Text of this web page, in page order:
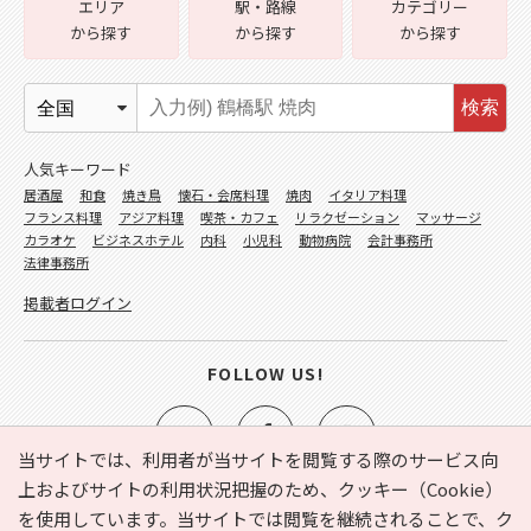
当サイトでは、利用者が当サイトを閲覧する際のサービス向
上およびサイトの利用状況把握のため、クッキー（Cookie）
を使用しています。当サイトでは閲覧を継続されることで、ク
e-NAVITA（イーナビタ）とは？ お気に入り ヘルプ
エリア
から探す
駅・路線
から探す
カテゴリー
から探す
検索
人気キーワード
居酒屋 和食 焼き鳥 懐石・会席料理 焼肉
イタリア料理
フランス料理
アジア料理 喫茶・カフェ リラクゼーション
マッサージ
カラオケ
ビジネスホテル 内科 小児科 動物病院
会計事務所
法律事務所
掲載者ログイン
FOLLOW US!